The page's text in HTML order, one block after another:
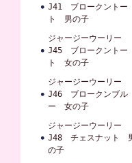
J41 ブロークントー
ト 男の子
ジャージーウーリー
J45 ブロークントー
ト 女の子
ジャージーウーリー
J46 ブロークンブル
ー 女の子
ジャージーウーリー
J48 チェスナット
の子